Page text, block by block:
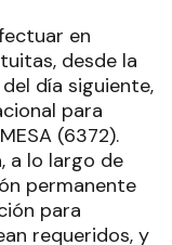
en
desde la
día siguiente,
para
(6372).
a lo largo de
permanente
para
requeridos, y